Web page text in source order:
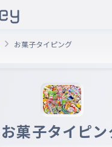
お菓子タイピング
お菓子タイピン